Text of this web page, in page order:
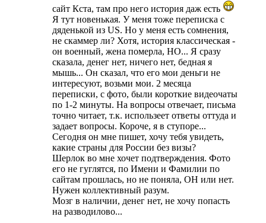
сайт Кста, там про него история даж есть
Я тут новенькая. У меня тоже переписка с
дяденькой из US. Но у меня есть сомнения,
не скаммер ли? Хотя, история классическая -
он военный, жена померла, НО... Я сразу
сказала, денег нет, ничего нет, бедная я
мышь... Он сказал, что его мои деньги не
интересуют, возьми мои. 2 месяца
переписки, с фото, были короткие видеочаты
по 1-2 минуты. На вопросы отвечает, письма
точно читает, т.к. использeет ответы оттуда и
задает вопросы. Короче, я в ступоре...
Сегодня он мне пишет, хочу тебя увидеть,
какие страны для России без визы?
Шерлок во мне хочет подтверждения. Фото
его не гуглятся, по Имени и Фамилии по
сайтам прошлась, но не поняла, ОН или нет.
Нужен коллективный разум.
Мозг в наличии, денег нет, не хочу попасть
на разводилово...